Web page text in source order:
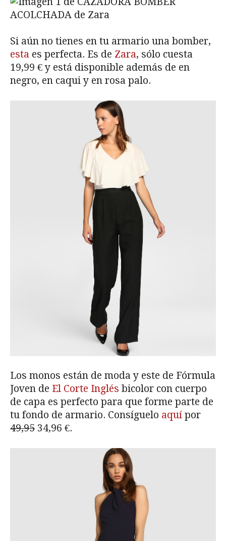
Si aún no tienes en tu armario una bomber,
esta es perfecta. Es de Zara, sólo cuesta
19,99 € y está disponible además de en
negro, en caqui y en rosa palo.
Los monos están de moda y este de Fórmula
Joven de El Corte Inglés bicolor con cuerpo
de capa es perfecto para que forme parte de
tu fondo de armario. Consíguelo aquí por
49,95 34,96 €.